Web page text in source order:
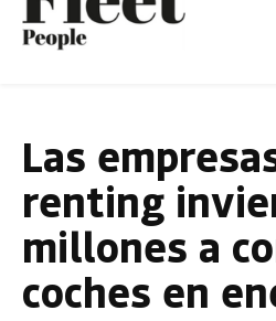
Las
renting
millones a
coches en